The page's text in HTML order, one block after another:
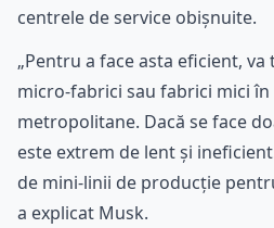
centrele de service obișnuite.
„Pentru a face asta eficient,
micro-fabrici sau fabrici mici
metropolitane. Dacă se face
este extrem de lent și
de mini-linii de producție
a explicat Musk.